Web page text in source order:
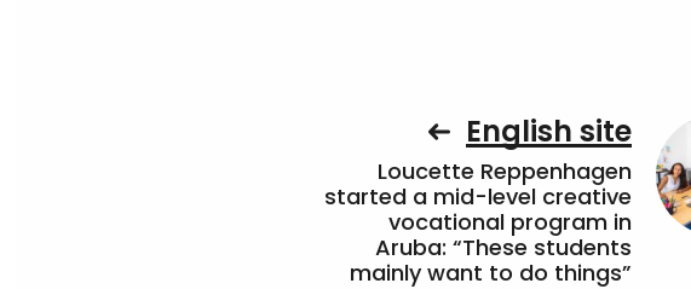
English site
Loucette Reppenhagen
started a mid-level creative
vocational program in
Aruba: “These students
mainly want to do things”